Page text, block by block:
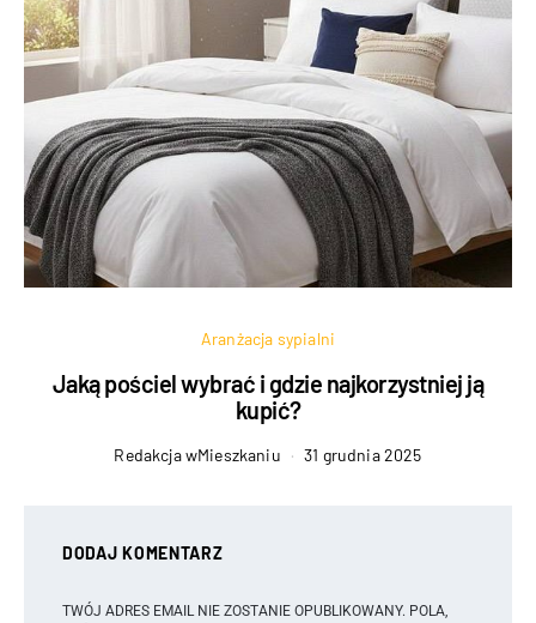
Aranżacja sypialni
Jaką pościel wybrać i gdzie najkorzystniej ją
kupić?
Redakcja wMieszkaniu 31 grudnia 2025
DODAJ KOMENTARZ
TWÓJ ADRES EMAIL NIE ZOSTANIE OPUBLIKOWANY. POLA,